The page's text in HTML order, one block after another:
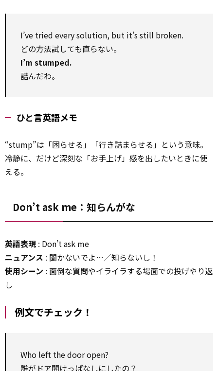
I’ve tried every solution, but it’s still broken.
どの方法試しても直らない。
I’m stumped.
詰んだわ。
ひと言英語メモ
“stump”は「困らせる」「行き詰まらせる」という意味。
冷静に、だけど深刻な「お手上げ」感を出したいときに使
える。
Don’t ask me：知らんがな
英語表現 : Don’t ask me
ニュアンス : 聞かないでよ…／知らないし！
使用シーン : 面倒な質問やイライラする場面での投げやり返
し
例文でチェック！
Who left the door open?
誰がドア開けっぱなしにしたの？